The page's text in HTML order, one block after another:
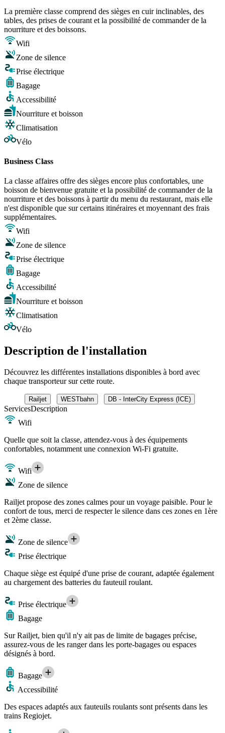
La première classe comprend des sièges en cuir inclinables, des
tables, des prises de courant et la possibilité de commander de la
nourriture et des boissons.
Wifi
Zone de silence
Prise électrique
Bagage
Accessibilité
Nourriture et boisson
Climatisation
Vélo
Business Class
La classe affaires offre des sièges encore plus confortables, une
boisson de bienvenue gratuite et la possibilité de commander de la
nourriture et des boissons à partir du menu du restaurant, mais elle
n'est disponible que sur certains itinéraires et moyennant des frais
supplémentaires.
Wifi
Zone de silence
Prise électrique
Bagage
Accessibilité
Nourriture et boisson
Climatisation
Vélo
Description de l'installation
Découvrez les différentes installations disponibles à bord avec
chaque transporteur sur cette route.
Railjet WESTbahn DB - InterCity Express (ICE)
ServicesDescription
Wifi
Quelle que soit la classe, attendez-vous à des équipements
confortables, notamment une connexion Wi-Fi gratuite.
Wifi
Zone de silence
Railjet propose des zones calmes pour un voyage paisible. Pour le
confort de tous, merci de respecter le silence dans ces zones en 1ère
et 2ème classe.
Zone de silence
Prise électrique
Chaque siège est équipé d'une prise de courant, adaptée également
au chargement des batteries du fauteuil roulant.
Prise électrique
Bagage
Sur Railjet, bien qu'il n'y ait pas de limite de bagages précise,
assurez-vous de les ranger dans les porte-bagages ou espaces
désignés à bord.
Bagage
Accessibilité
Des espaces adaptés aux fauteuils roulants sont présents dans les
trains Regiojet.